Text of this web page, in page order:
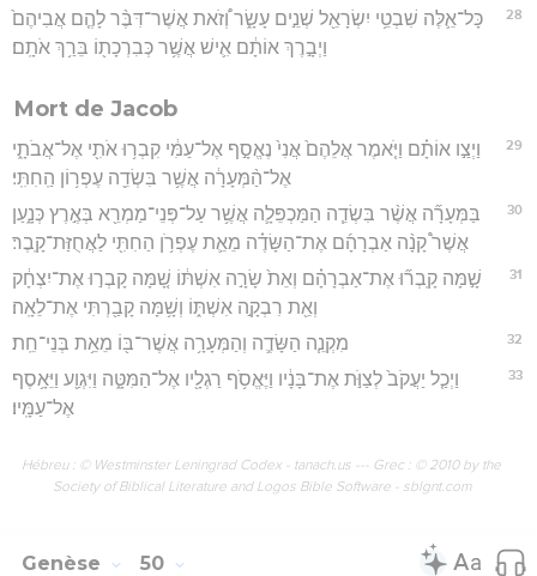
28
כָּל־אֵ֛לֶּה שִׁבְטֵ֥י יִשְׂרָאֵ֖ל שְׁנֵ֣ים עָשָׂ֑ר וְ֠זֹאת אֲשֶׁר־דִּבֶּ֨ר לָהֶ֤ם אֲבִיהֶם֙
וַיְבָ֣רֶךְ אוֹתָ֔ם אִ֛ישׁ אֲשֶׁ֥ר כְּבִרְכָת֖וֹ בֵּרַ֥ךְ אֹתָֽם׃
Mort de Jacob
29
וַיְצַ֣ו אוֹתָ֗ם וַיֹּ֤אמֶר אֲלֵהֶם֙ אֲנִי֙ נֶאֱסָ֣ף אֶל־עַמִּ֔י קִבְר֥וּ אֹתִ֖י אֶל־אֲבֹתָ֑י
אֶל־הַ֨מְּעָרָ֔ה אֲשֶׁ֥ר בִּשְׂדֵ֖ה עֶפְר֥וֹן הַֽחִתִּֽי׃
30
בַּמְּעָרָ֞ה אֲשֶׁ֨ר בִּשְׂדֵ֧ה הַמַּכְפֵּלָ֛ה אֲשֶׁ֥ר עַל־פְּנֵי־מַמְרֵ֖א בְּאֶ֣רֶץ כְּנָ֑עַן
אֲשֶׁר֩ קָנָ֨ה אַבְרָהָ֜ם אֶת־הַשָּׂדֶ֗ה מֵאֵ֛ת עֶפְרֹ֥ן הַחִתִּ֖י לַאֲחֻזַּת־קָֽבֶר׃
31
שָׁ֣מָּה קָֽבְר֞וּ אֶת־אַבְרָהָ֗ם וְאֵת֙ שָׂרָ֣ה אִשְׁתּ֔וֹ שָׁ֚מָּה קָבְר֣וּ אֶת־יִצְחָ֔ק
וְאֵ֖ת רִבְקָ֣ה אִשְׁתּ֑וֹ וְשָׁ֥מָּה קָבַ֖רְתִּי אֶת־לֵאָֽה׃
32 מִקְנֵ֧ה הַשָּׂדֶ֛ה וְהַמְּעָרָ֥ה אֲשֶׁר־בּ֖וֹ מֵאֵ֥ת בְּנֵי־חֵֽת׃
33
וַיְכַ֤ל יַעֲקֹב֙ לְצַוֺּ֣ת אֶת־בָּנָ֔יו וַיֶּאֱסֹ֥ף רַגְלָ֖יו אֶל־הַמִּטָּ֑ה וַיִּגְוַ֖ע וַיֵּאָ֥סֶף
אֶל־עַמָּֽיו׃
Hébreu : © Westminster Leningrad Codex - tanach.us --- Grec : © 2010 by the
Society of Biblical Literature and Logos Bible Software - sblgnt.com
Genèse 50